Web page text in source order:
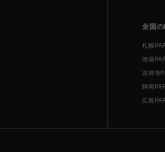
全国
札幌
池袋
吉祥寺
静岡
広島